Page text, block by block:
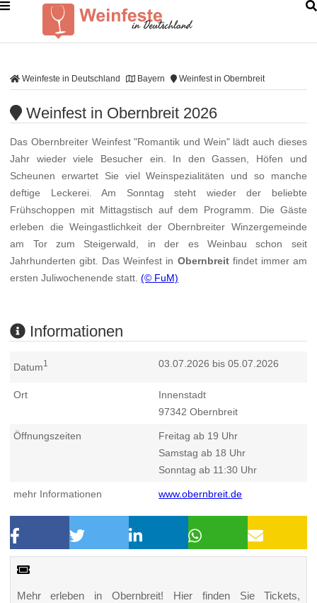
Weinfeste in Deutschland Bayern Weinfest in Obernbreit
Weinfest in Obernbreit 2026
Das Obernbreiter Weinfest "Romantik und Wein" lädt auch dieses
Jahr wieder viele Besucher ein. In den Gassen, Höfen und
Scheunen erwartet Sie viel Weinspezialitäten und so manche
deftige Leckerei. Am Sonntag steht wieder der beliebte
Frühschoppen mit Mittagstisch auf dem Programm. Die Gäste
erleben die Weingastlichkeit der Obernbreiter Winzergemeinde
am Tor zum Steigerwald, in der es Weinbau schon seit
Jahrhunderten gibt. Das Weinfest in Obernbreitfindet immer am
ersten Juliwochenende statt.(© FuM)
Informationen
Datum1 03.07.2026 bis 05.07.2026
Ort
Innenstadt
97342 Obernbreit
Öffnungszeiten
Freitag ab 19 Uhr
Samstag ab 18 Uhr
Sonntag ab 11:30 Uhr
mehr Informationen www.obernbreit.de
Mehr erleben in Obernbreit! Hier finden Sie Tickets,